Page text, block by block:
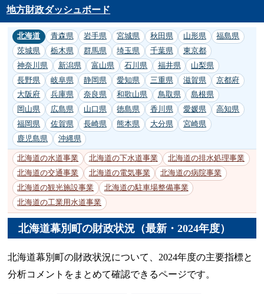
地方財政ダッシュボード
北海道 青森県 岩手県 宮城県 秋田県 山形県
福島県
茨城県
栃木県 群馬県 埼玉県 千葉県
東京都
神奈川県
新潟県 富山県 石川県 福井県
山梨県
長野県
岐阜県 静岡県 愛知県 三重県 滋賀県
京都府
大阪府
兵庫県 奈良県 和歌山県 鳥取県
島根県
岡山県
広島県 山口県 徳島県 香川県 愛媛県
高知県
福岡県
佐賀県 長崎県 熊本県 大分県
宮崎県
鹿児島県
沖縄県
北海道の水道事業 北海道の下水道事業
北海道の排水処理事業
北海道の交通事業
北海道の電気事業
北海道の病院事業
北海道の観光施設事業
北海道の駐車場整備事業
北海道の工業用水道事業
北海道幕別町の財政状況（最新・2024年度）
北海道幕別町の財政状況について、2024年度の主要指標と
分析コメントをまとめて確認できるページです。